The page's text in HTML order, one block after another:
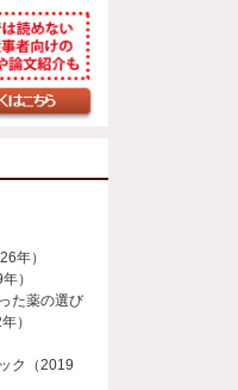
年）
）
た薬の選び
）
ク（2019